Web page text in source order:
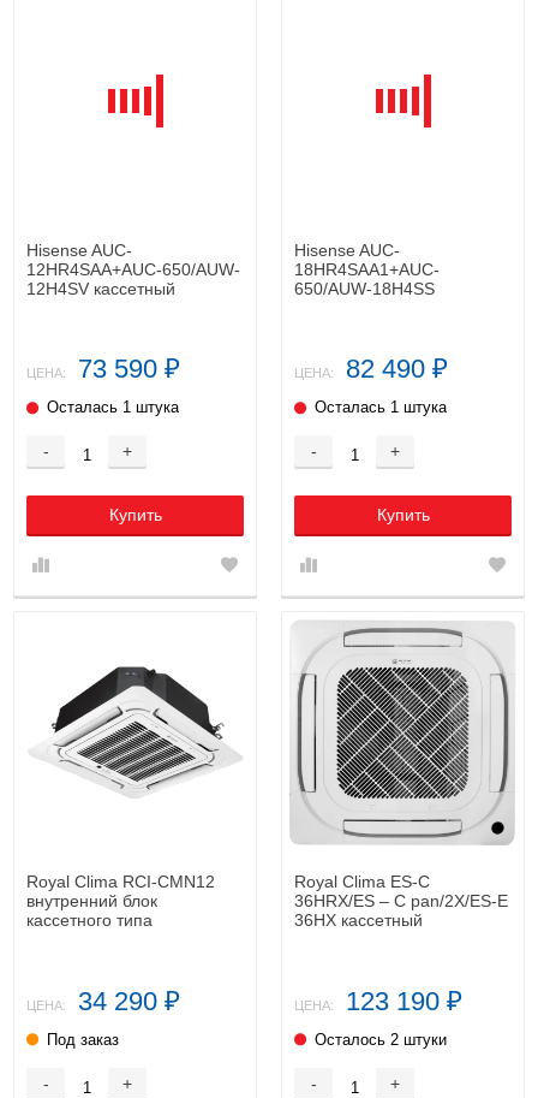
Hisense AUC-
12HR4SAA+AUC-650/AUW-
12H4SV кассетный
ЦЕНА: 73 590 ₽
Осталась 1 штука
- +
Купить
Hisense AUC-
18HR4SAA1+AUC-
650/AUW-18H4SS
ЦЕНА: 82 490 ₽
Осталась 1 штука
- +
Купить
Royal Clima RCI-CMN12
внутренний блок
кассетного типа
ЦЕНА: 34 290 ₽
Под заказ
- +
Royal Clima ES-C
36HRX/ES – C pan/2X/ES-E
36HX кассетный
ЦЕНА: 123 190 ₽
Осталось 2 штуки
- +